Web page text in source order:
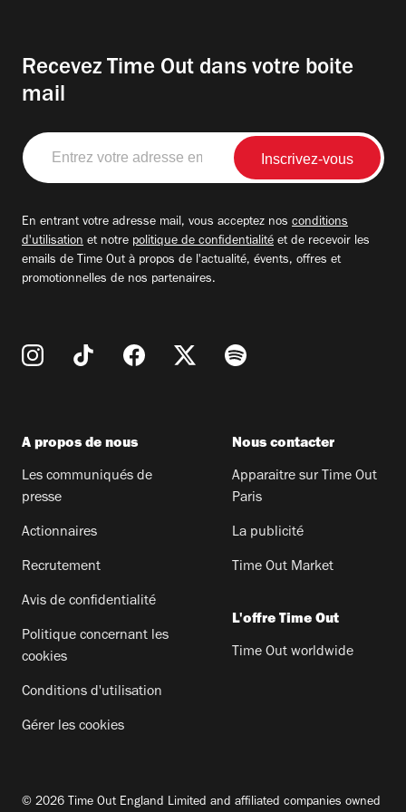
Recevez Time Out dans votre boite
mail
Entrez
votre
adresse
En entrant votre adresse mail, vous acceptez nos conditions
d'utilisation et notre politique de confidentialité et de recevoir les
emails de Time Out à propos de l'actualité, évents, offres et
promotionnelles de nos partenaires.
A propos de nous
Les communiqués de
presse
Actionnaires
Recrutement
Avis de confidentialité
Politique concernant les
cookies
Conditions d'utilisation
Gérer les cookies
Nous contacter
Apparaitre sur Time Out
Paris
La publicité
Time Out Market
L'offre Time Out
Time Out worldwide
© 2026 Time Out England Limited and affiliated companies owned